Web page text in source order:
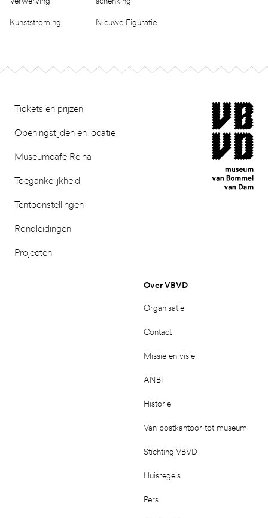
Kunststroming Nieuwe Figuratie
Tickets en prijzen
Openingstijden en locatie
Museumcafé Reina
Toegankelijkheid
Tentoonstellingen
Rondleidingen
Projecten
museum van
Over VBVD
Organisatie
Contact
Missie en visie
ANBI
Historie
Van postkantoor tot museum
Stichting VBVD
Huisregels
Pers